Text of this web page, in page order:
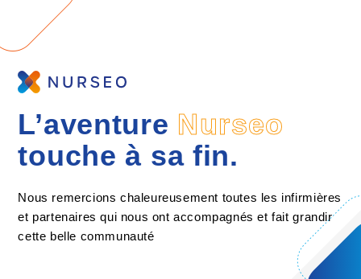
L’aventure Nurseo
touche à sa fin.
Nous remercions chaleureusement toutes les infirmières
et partenaires qui nous ont accompagnés et fait grandir
cette belle communauté